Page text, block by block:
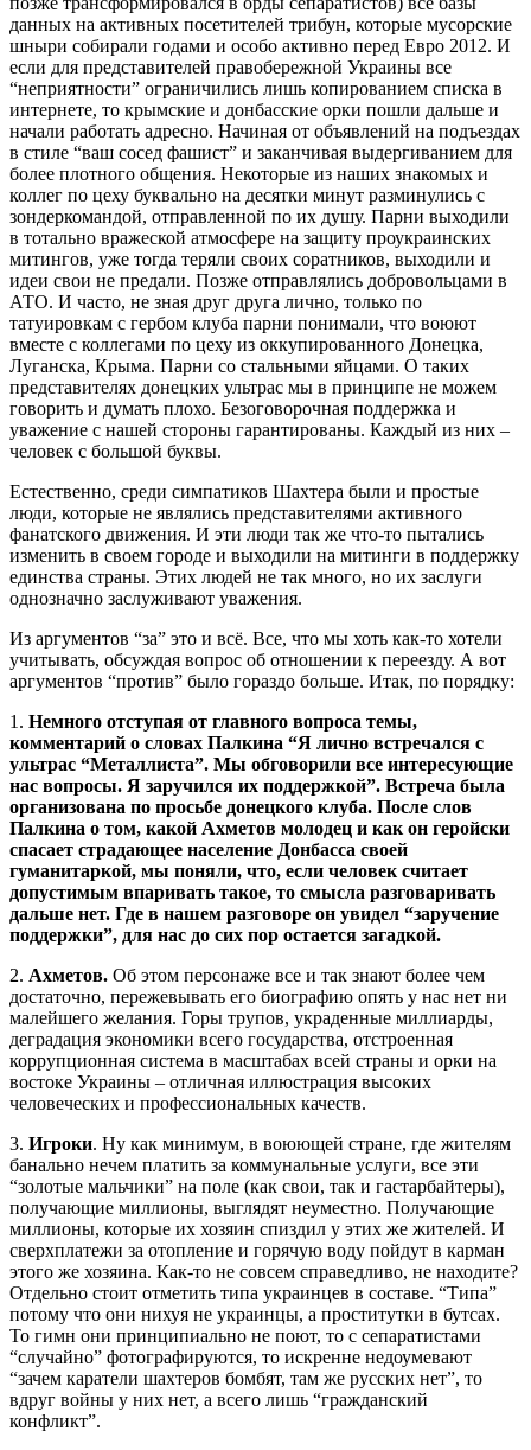
данных на активных посетителей трибун, которые мусорские
шныри собирали годами и особо активно перед Евро 2012. И
если для представителей правобережной Украины все
“неприятности” ограничились лишь копированием списка в
интернете, то крымские и донбасские орки пошли дальше и
начали работать адресно. Начиная от объявлений на подъездах
в стиле “ваш сосед фашист” и заканчивая выдергиванием для
более плотного общения. Некоторые из наших знакомых и
коллег по цеху буквально на десятки минут разминулись с
зондеркомандой, отправленной по их душу. Парни выходили
в тотально вражеской атмосфере на защиту проукраинских
митингов, уже тогда теряли своих соратников, выходили и
идеи свои не предали. Позже отправлялись добровольцами в
АТО. И часто, не зная друг друга лично, только по
татуировкам с гербом клуба парни понимали, что воюют
вместе с коллегами по цеху из оккупированного Донецка,
Луганска, Крыма. Парни со стальными яйцами. О таких
представителях донецких ультрас мы в принципе не можем
говорить и думать плохо. Безоговорочная поддержка и
уважение с нашей стороны гарантированы. Каждый из них –
человек с большой буквы.
Естественно, среди симпатиков Шахтера были и простые
люди, которые не являлись представителями активного
фанатского движения. И эти люди так же что-то пытались
изменить в своем городе и выходили на митинги в поддержку
единства страны. Этих людей не так много, но их заслуги
однозначно заслуживают уважения.
Из аргументов “за” это и всё. Все, что мы хоть как-то хотели
учитывать, обсуждая вопрос об отношении к переезду. А вот
аргументов “против” было гораздо больше. Итак, по порядку:
1. Немного отступая от главного вопроса темы,
комментарий о словах Палкина “Я лично встречался с
ультрас “Металлиста”. Мы обговорили все интересующие
нас вопросы. Я заручился их поддержкой”. Встреча была
организована по просьбе донецкого клуба. После слов
Палкина о том, какой Ахметов молодец и как он геройски
спасает страдающее население Донбасса своей
гуманитаркой, мы поняли, что, если человек считает
допустимым впаривать такое, то смысла разговаривать
дальше нет. Где в нашем разговоре он увидел “заручение
поддержки”, для нас до сих пор остается загадкой.
2. Ахметов. Об этом персонаже все и так знают более чем
достаточно, пережевывать его биографию опять у нас нет ни
малейшего желания. Горы трупов, украденные миллиарды,
деградация экономики всего государства, отстроенная
коррупционная система в масштабах всей страны и орки на
востоке Украины – отличная иллюстрация высоких
человеческих и профессиональных качеств.
3. Игроки. Ну как минимум, в воюющей стране, где жителям
банально нечем платить за коммунальные услуги, все эти
“золотые мальчики” на поле (как свои, так и гастарбайтеры),
получающие миллионы, выглядят неуместно. Получающие
миллионы, которые их хозяин спиздил у этих же жителей. И
сверхплатежи за отопление и горячую воду пойдут в карман
этого же хозяина. Как-то не совсем справедливо, не находите?
Отдельно стоит отметить типа украинцев в составе. “Типа”
потому что они нихуя не украинцы, а проститутки в бутсах.
То гимн они принципиально не поют, то с сепаратистами
“случайно” фотографируются, то искренне недоумевают
“зачем каратели шахтеров бомбят, там же русских нет”, то
вдруг войны у них нет, а всего лишь “гражданский
конфликт”.